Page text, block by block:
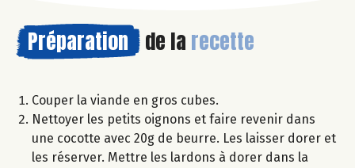
Préparation de la recette
Couper la viande en gros cubes.
Nettoyer les petits oignons et faire revenir dans
une cocotte avec 20g de beurre. Les laisser dorer et
les réserver. Mettre les lardons à dorer dans la